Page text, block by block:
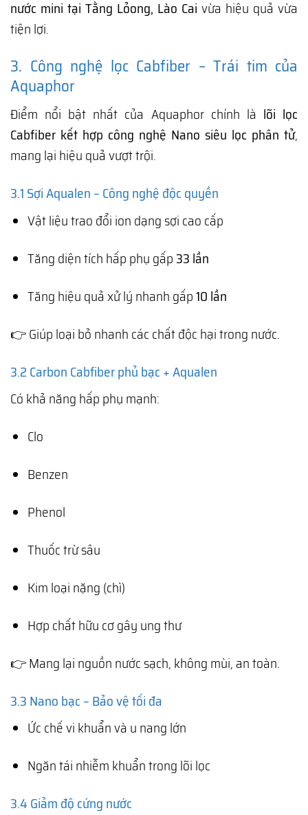
nước mini tại Tằng Lỏong, Lào Cai vừa hiệu quả vừa
tiện lợi.
3. Công nghệ lọc Cabfiber – Trái tim của
Aquaphor
Điểm nổi bật nhất của Aquaphor chính là lõi lọc
Cabfiber kết hợp công nghệ Nano siêu lọc phân tử,
mang lại hiệu quả vượt trội.
3.1 Sợi Aqualen – Công nghệ độc quyền
Vật liệu trao đổi ion dạng sợi cao cấp
Tăng diện tích hấp phụ gấp33 lần
Tăng hiệu quả xử lý nhanh gấp10 lần
👉 Giúp loại bỏ nhanh các chất độc hại trong nước.
3.2 Carbon Cabfiber phủ bạc + Aqualen
Có khả năng hấp phụ mạnh:
Clo
Benzen
Phenol
Thuốc trừ sâu
Kim loại nặng (chì)
Hợp chất hữu cơ gây ung thư
👉 Mang lại nguồn nước sạch, không mùi, an toàn.
3.3 Nano bạc – Bảo vệ tối đa
Ức chế vi khuẩn và u nang lớn
Ngăn tái nhiễm khuẩn trong lõi lọc
3.4 Giảm độ cứng nước